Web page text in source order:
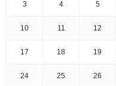
3 4 5
10 11 12
17 18 19
24 25 26